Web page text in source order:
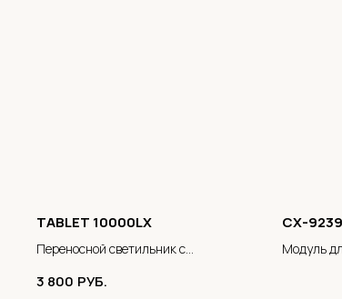
TABLET 10000LX
Переносной светильник с
3 800 РУБ.
CX-9239
Модуль